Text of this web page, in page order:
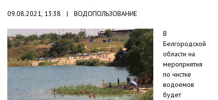
09.08.2021, 13:38 | ВОДОПОЛЬЗОВАНИЕ
В
Белгородской
области на
мероприятия
по чистке
водоемов
будет